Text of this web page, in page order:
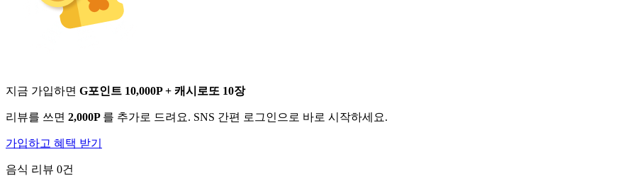
지금 가입하면 G포인트 10,000P + 캐시로또 10장
리뷰를 쓰면 2,000P 를 추가로 드려요. SNS 간편 로그인으로 바로 시작하세요.
가입하고 혜택 받기
음식 리뷰 0건